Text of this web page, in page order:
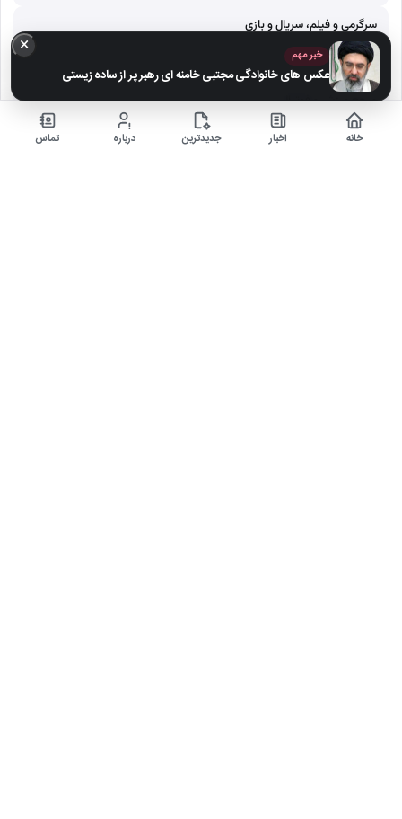
سرگرمی و فیلم، سریال و بازی
اخبار ایران
مرجع ورزش و فوتبال
مصاحبه های داغ
× خبر مهم
عکس های خانوادگی مجتبی خامنه ای رهبر پر از ساده زیستی
خانه اخبار جدیدترین درباره تماس